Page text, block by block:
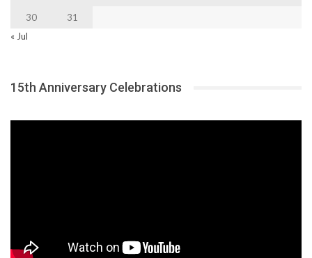
30
31
« Jul
15th Anniversary Celebrations